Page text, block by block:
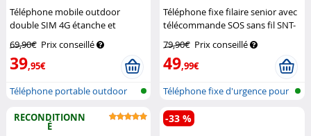
Téléphone mobile outdoor
double SIM 4G étanche et
Simvalley Mobile
69,90€ Prix conseillé
39,95€
Téléphone portable outdoor
Téléphone fixe filaire senior avec
télécommande SOS sans fil SNT-
Simvalley Communications
79,90€ Prix conseillé
49,99€
Téléphone fixe d'urgence pour
senio...
RECONDITIONN
É
-33 %